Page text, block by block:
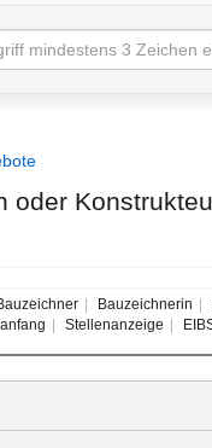
oder
Bauzeichnerin
Stellenanzeige